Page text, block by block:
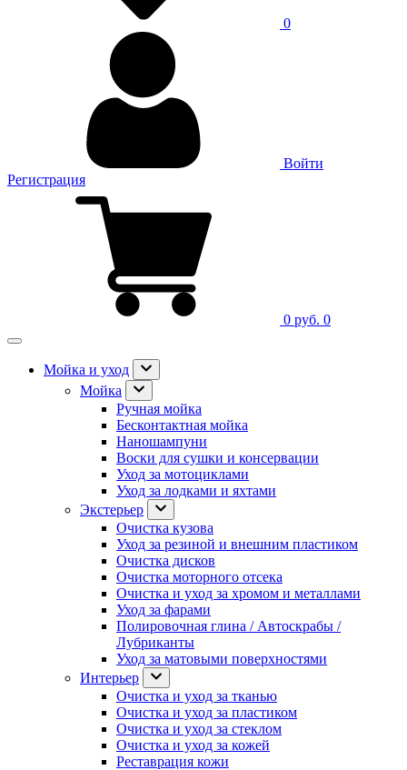
0
Войти
Регистрация
0 руб. 0
Мойка и уход
Мойка
Ручная мойка
Бесконтактная мойка
Наношампуни
Воски для сушки и консервации
Уход за мотоциклами
Уход за лодками и яхтами
Экстерьер
Очистка кузова
Уход за резиной и внешним пластиком
Очистка дисков
Очистка моторного отсека
Очистка и уход за хромом и металлами
Уход за фарами
Полировочная глина / Автоскрабы /
Лубриканты
Уход за матовыми поверхностями
Интерьер
Очистка и уход за тканью
Очистка и уход за пластиком
Очистка и уход за стеклом
Очистка и уход за кожей
Реставрация кожи